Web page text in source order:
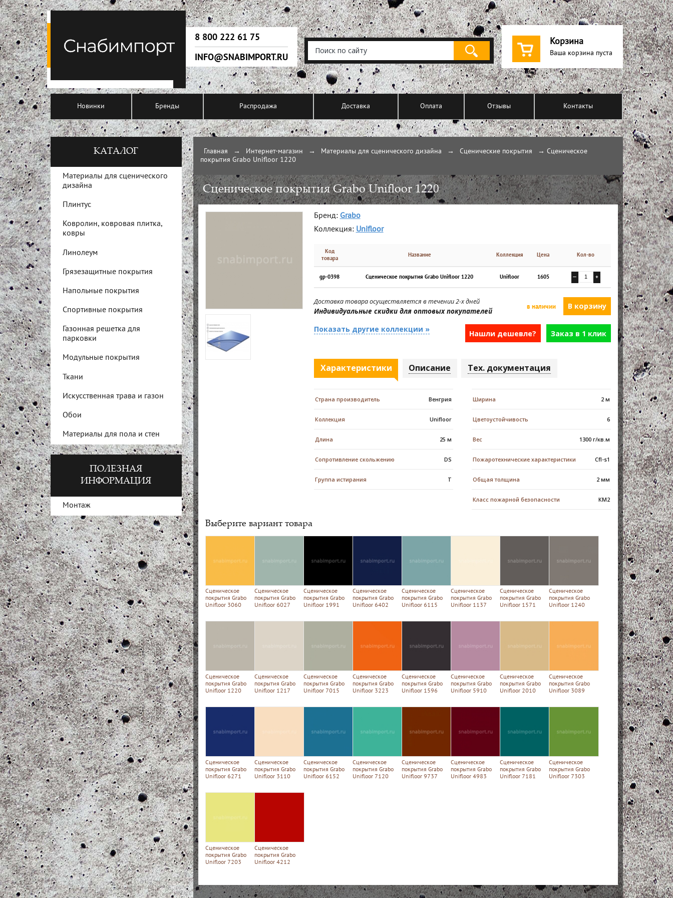
8 800 222 61 75
INFO@SNABIMPORT.RU
Корзина
Ваша корзина пуста
Новинки Бренды Распродажа Доставка Оплата Отзывы Контакты
Главная → Интернет-магазин → Материалы для сценического дизайна → Сценические покрытия →Сценическое
покрытия Grabo Unifloor 1220
Сценическое покрытия Grabo Unifloor 1220
Бренд: Grabo
Коллекция: Unifloor
Код
товара
Название Коллекция Цена Кол-во
gp-0398 Сценическое покрытия Grabo Unifloor 1220 Unifloor 1605 — +
Доставка товара осуществляется в течении 2-х дней
Индивидуальные скидки для оптовых покупателей в наличии
Показать другие коллекции » Заказ в 1 клик
Нашли дешевле?
Характеристики Описание Тех. документация
Страна производитель Венгрия Ширина 2 м
Цветоустойчивость 6
Коллекция Unifloor
Длина 25 м Вес 1300 г/кв.м
Пожаротехнические характеристики Cfl-s1
Сопротивление скольжению DS
Группа истирания Т Общая толщина 2 мм
Класс пожарной безопасности КМ2
Выберите вариант товара
Сценическое
покрытия Grabo
Unifloor 3060
Сценическое
покрытия Grabo
Unifloor 6027
Сценическое
покрытия Grabo
Unifloor 1991
Сценическое
покрытия Grabo
Unifloor 6402
Сценическое
покрытия Grabo
Unifloor 6115
Сценическое
покрытия Grabo
Unifloor 1137
Сценическое
покрытия Grabo
Unifloor 1571
Сценическое
покрытия Grabo
Unifloor 1240
Сценическое
покрытия Grabo
Unifloor 1220
Сценическое
покрытия Grabo
Unifloor 1217
Сценическое
покрытия Grabo
Unifloor 7015
Сценическое
покрытия Grabo
Unifloor 3223
Сценическое
покрытия Grabo
Unifloor 1596
Сценическое
покрытия Grabo
Unifloor 5910
Сценическое
покрытия Grabo
Unifloor 2010
Сценическое
покрытия Grabo
Unifloor 3089
Сценическое
покрытия Grabo
Unifloor 6271
Сценическое
покрытия Grabo
Unifloor 3110
Сценическое
покрытия Grabo
Unifloor 6152
Сценическое
покрытия Grabo
Unifloor 7120
Сценическое
покрытия Grabo
Unifloor 9737
Сценическое
покрытия Grabo
Unifloor 4983
Сценическое
покрытия Grabo
Unifloor 7181
Сценическое
покрытия Grabo
Unifloor 7303
Сценическое
покрытия Grabo
Unifloor 7203
Сценическое
покрытия Grabo
Unifloor 4212
КАТАЛОГ
Материалы для сценического
дизайна
Плинтус
Ковролин, ковровая плитка,
ковры
Линолеум
Грязезащитные покрытия
Напольные покрытия
Спортивные покрытия
Газонная решетка для
парковки
Модульные покрытия
Ткани
Искусственная трава и газон
Обои
Материалы для пола и стен
ПОЛЕЗНАЯ
ИНФОРМАЦИЯ
Монтаж